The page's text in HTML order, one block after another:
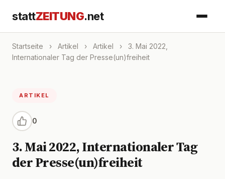
stattZEITUNG.net
Startseite › Artikel › Artikel ›
3. Mai 2022,
Internationaler Tag der Presse(un)freiheit
ARTIKEL
0
3. Mai 2022, Internationaler Tag
der Presse(un)freiheit